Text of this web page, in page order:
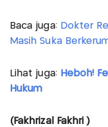
Baca juga: Dokter
Masih Suka
Lihat juga: Heboh!
Hukum
(Fakhrizal Fakhri )